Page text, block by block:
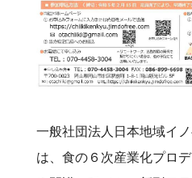
一般社団法人日本地域イ
は、食の６次産業化プロ